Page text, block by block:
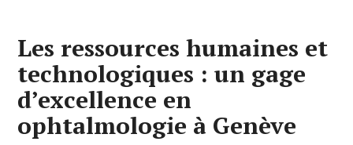
Les ressources humaines et
technologiques : un gage
d’excellence en
ophtalmologie à Genève